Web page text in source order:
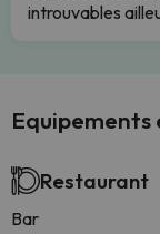
introuvables
Equipements
Restaurant
Bar